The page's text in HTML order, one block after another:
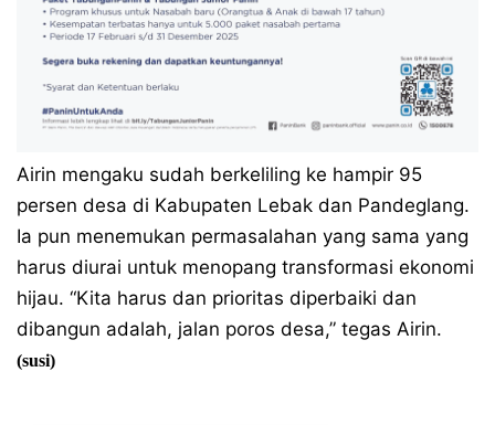
Airin mengaku sudah berkeliling ke hampir 95
persen desa di Kabupaten Lebak dan Pandeglang.
Ia pun menemukan permasalahan yang sama yang
harus diurai untuk menopang transformasi ekonomi
hijau. “Kita harus dan prioritas diperbaiki dan
dibangun adalah, jalan poros desa,” tegas Airin.
(susi)